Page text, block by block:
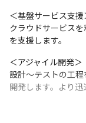
＜基盤サービス支援
クラウドサービス
を支援します。
＜アジャイル開発＞
設計～テストの工
開発します。より迅